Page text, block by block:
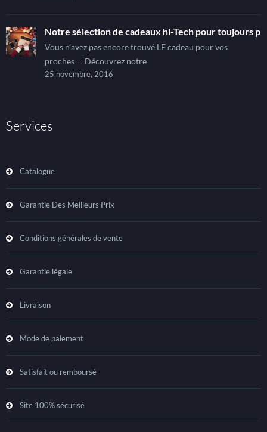
Notre sélection de cadeaux hi-Tech pour toujours
Vous n’avez pas encore trouvé LE cadeau pour vos
proches… Découvrez notre
25 novembre, 2016
Services
Catalogue
Garantie Des Meilleurs Prix
Conditions générales de vente
Garantie légale
Livraison
Mode de paiement
Satisfait ou remboursé
Site 100% sécurisé